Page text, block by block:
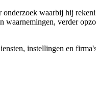
waarbij hij
verder
instellingen en